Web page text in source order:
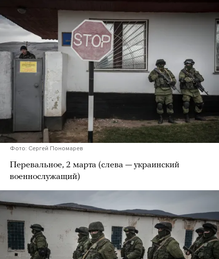
Фото: Сергей Пономарев
Перевальное, 2 марта (слева — украинский
военнослужащий)